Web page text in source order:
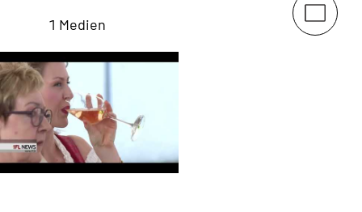
1 Medien